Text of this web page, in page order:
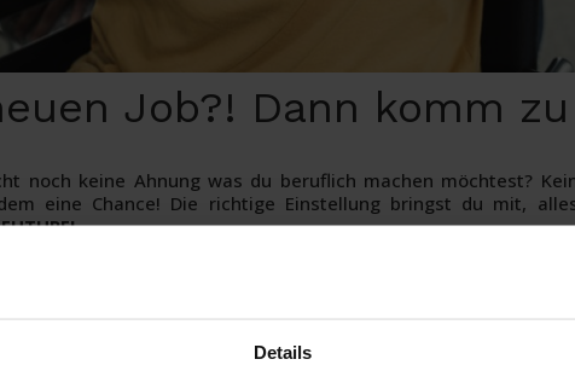
Details
Job?! Dann komm
noch keine Ahnung was du beruflich machen möchtest?
eine Chance! Die richtige Einstellung bringst du mit,
in
w/d)